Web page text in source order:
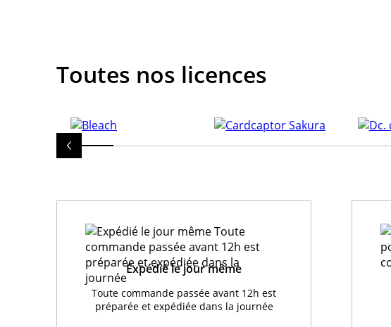
Toutes nos licences
Expédié le jour même
Toute commande passée avant 12h est
préparée et expédiée dans la journée